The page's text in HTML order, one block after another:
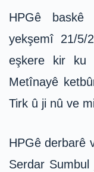
HPGê
yekşemî 21/5/
eşkere kir ku
Metînayê
Tirk û ji nû ve
HPGê derbarê
Serdar